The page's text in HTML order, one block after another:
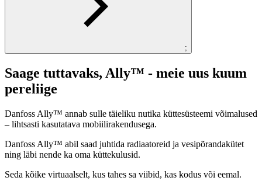
;
Saage tuttavaks, Ally™ - meie uus kuum
pereliige
Danfoss Ally™ annab sulle täieliku nutika küttesüsteemi võimalused
– lihtsasti kasutatava mobiilirakendusega.
Danfoss Ally™ abil saad juhtida radiaatoreid ja vesipõrandakütet
ning läbi nende ka oma küttekulusid.
Seda kõike virtuaalselt, kus tahes sa viibid, kas kodus või eemal.